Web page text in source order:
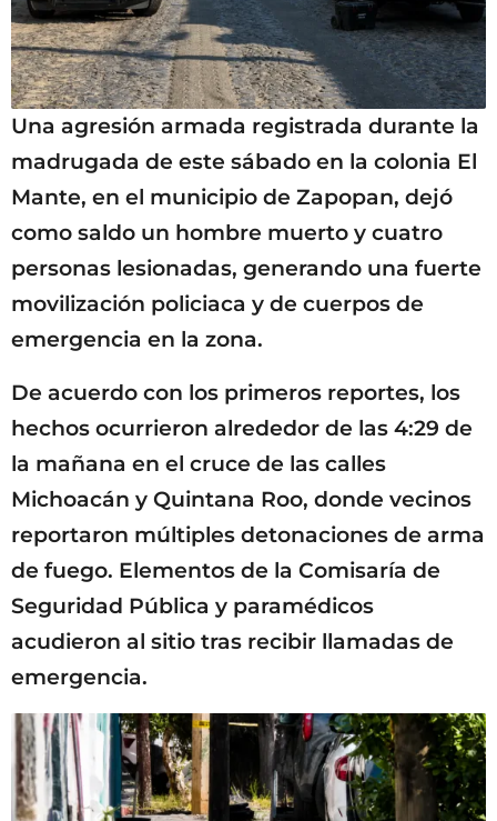
Una agresión armada registrada durante la
madrugada de este sábado en la colonia El
Mante, en el municipio de Zapopan, dejó
como saldo un hombre muerto y cuatro
personas lesionadas, generando una fuerte
movilización policiaca y de cuerpos de
emergencia en la zona.
De acuerdo con los primeros reportes, los
hechos ocurrieron alrededor de las 4:29 de
la mañana en el cruce de las calles
Michoacán y Quintana Roo, donde vecinos
reportaron múltiples detonaciones de arma
de fuego. Elementos de la Comisaría de
Seguridad Pública y paramédicos
acudieron al sitio tras recibir llamadas de
emergencia.